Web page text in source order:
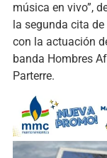
música en vivo”,
la segunda cita
con la actuación
banda Hombres
Parterre.